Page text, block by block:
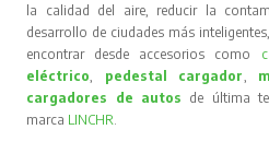
la calidad del aire, reducir la
desarrollo de ciudades más
encontrar desde accesorios como
eléctrico
pedestal cargador
cargadores de autos de última
marca LINCHR